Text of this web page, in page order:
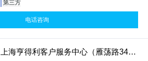
第三方
电话咨询
上海亨得利客户服务中心（雁荡路34号）